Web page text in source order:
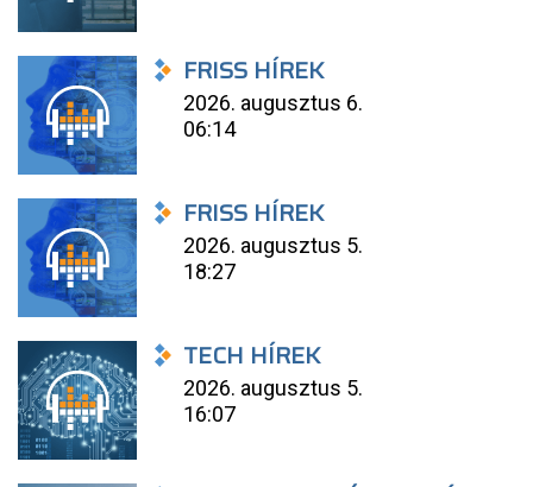
FRISS HÍREK
2026. augusztus 6.
06:14
FRISS HÍREK
2026. augusztus 5.
18:27
TECH HÍREK
2026. augusztus 5.
16:07